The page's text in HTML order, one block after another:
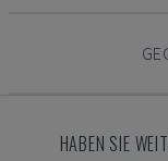
HABEN SIE